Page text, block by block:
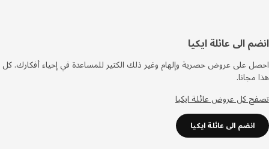
الى عائلة ايكيا
على عروض حصرية وإلهام وغير ذلك الكثير للمساعدة في إحياء أفكارك. كل
كل عروض عائلة ايكيا
انضم الى عائلة ايكيا